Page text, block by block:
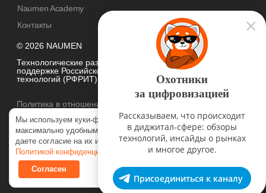
© 2026 NAUMEN
Технологические разработки осуществляются при грантовой
поддержке Российского фонда развития информационных
технологий (РФРИТ)
Политика в отношении
обработки персональных данных
Naumen Academy
Контакты
Мы используем куки-файлы, чтобы наш сайт был
максимально удобным для вас. Нажимая «Согласен», вы
даете согласие на их использование в соответствии с нашей
Политикой конфиденциальности
Согласен
Охотники
за цифровизацией
Рассказываем, что происходит
в диджитал-сфере: обзоры
технологий, инсайды о рынках
и многое другое.
Присоединиться к каналу